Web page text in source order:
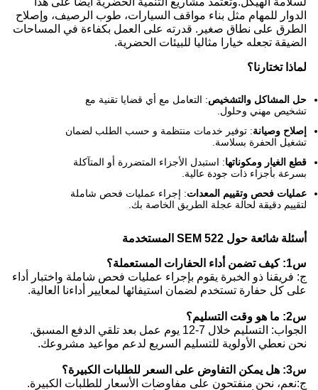
الدوار للمهام مثل بناء مواقف السيارات، طوب الرصيف، وإصلاح
الطرق على نطاق صغير. قدرته على العمل بكفاءة في المساحات
الضيقة تجعله خيارا مثاليا للبيئات الحضرية.
لماذا تختارنا؟
حل المشاكل والتشخيص: التعامل مع أي قضايا تقنية مع
تشخيص مهني وحلول.
إصلاح وصيانة: توفير خدمات منتظمة و حسب الطلب لضمان
تشغيل الحفرة بسلاسة.
قطع الغيار ومكوناتها: استبدل الأجزاء المتضررة أو المتآكلة
بسرعة بأجزاء ذات جودة عالية.
عمليات فحص وتقييم المعدات: إجراء عمليات فحص شاملة
لتقييم دقيقة لحالة عجلة الطريق الخاصة بك.
أسئلة شائعة حول SEM 522 المستخدمة
س1: كيف تضمن أداء الحفارات المستعملة؟
ج: فريقنا ذو الخبرة يقوم بإجراء عمليات فحص شاملة واختبار أداء
على كل حفارة تستخدم لضمان استيفائها لمعايير أداءنا العالية.
س2: ما هو وقت التسليم؟
الجواب: التسليم خلال 7-12 يوم عمل بعد تلقي الدفع المسبق.
نحن نعطي الأولوية للتسليم السريع لدعم مواعيد مشروعك.
س3: هل يمكن التفاوض على السعر للطلبات الكبيرة؟
ج:نعم، نحن منفتحون على مفاوضات الأسعار للطلبات الكبيرة.